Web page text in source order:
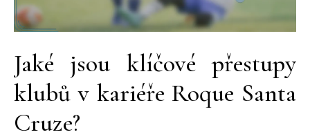
Jaké jsou klíčové přestupy
klubů v kariéře Roque Santa
Cruze?